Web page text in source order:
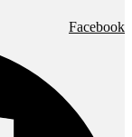
Facebook